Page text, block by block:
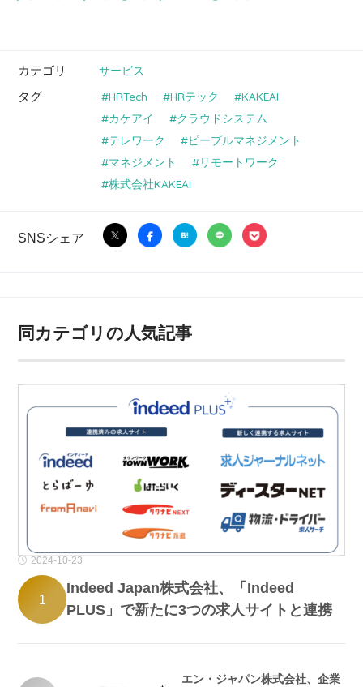
カテゴリ サービス
タグ HRTech HRテック
KAKEAI
カケアイ
クラウドシステム
テレワーク
ピープルマネジメント
マネジメント
リモートワーク
株式会社KAKEAI
SNSシェア
同カテゴリの人気記事
2024-10-23
1
Indeed Japan株式会社、「Indeed
PLUS」で新たに3つの求人サイトと連携
エン・ジャパン株式会社、企業